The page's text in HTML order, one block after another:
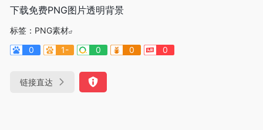
下载免费PNG图片透明背景
标签： PNG素材
0
1- 0 0 0
链接直达